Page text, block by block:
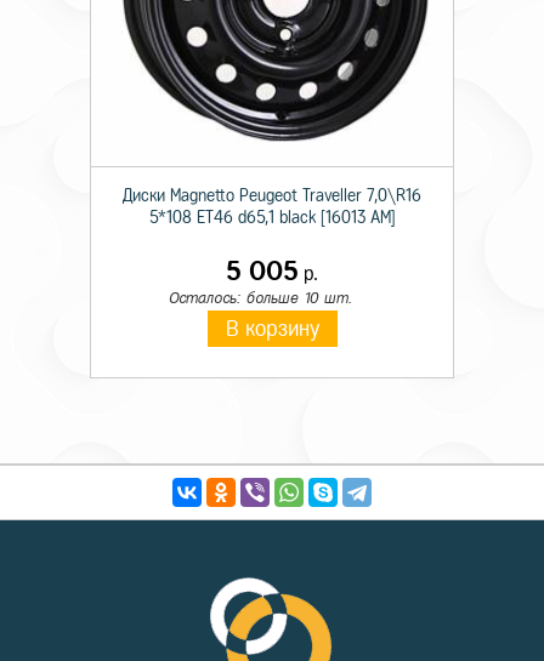
Диски Magnetto Peugeot Traveller 7,0\R16
5*108 ET46 d65,1 black [16013 AM]
5 005 р.
Осталось: больше 10 шт.
В корзину